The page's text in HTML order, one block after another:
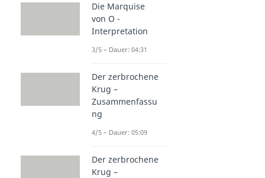
Die Marquise
von O -
Interpretation
3/5 – Dauer: 04:31
Der zerbrochene
Krug –
Zusammenfassu
ng
4/5 – Dauer: 05:09
Der zerbrochene
Krug –